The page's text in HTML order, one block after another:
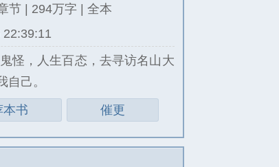
节 | 294万字 | 全本
怪，人生百态，去寻访名山大
己。
本书 催更